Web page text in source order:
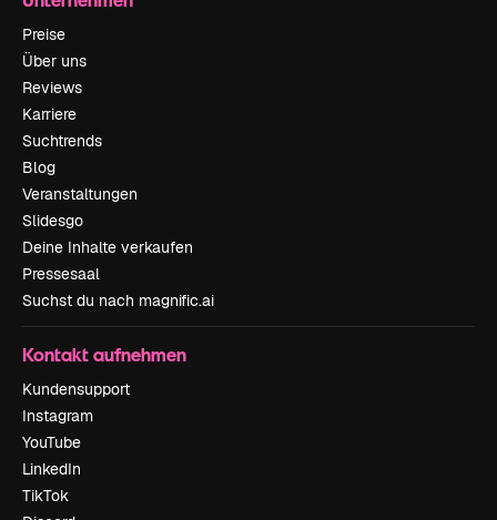
Preise
Über uns
Reviews
Karriere
Suchtrends
Blog
Veranstaltungen
Slidesgo
Deine Inhalte verkaufen
Pressesaal
Suchst du nach magnific.ai
Kontakt aufnehmen
Kundensupport
Instagram
YouTube
LinkedIn
TikTok